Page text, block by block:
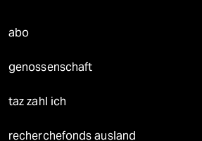
abo
genossenschaft
taz zahl ich
recherchefonds ausland